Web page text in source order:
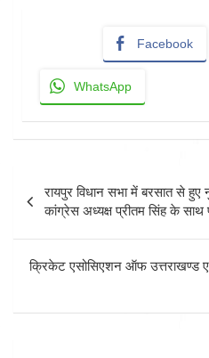
Facebook
WhatsApp
navigation
रायपुर विधान सभा में बरसात से
कांग्रेस अध्यक्ष प्रीतम सिंह के साथ
क्रिकेट एसोसिएशन ऑफ उत्तराखण्ड